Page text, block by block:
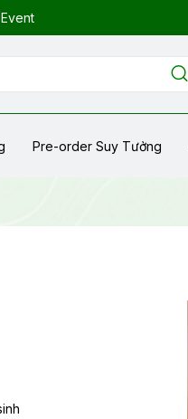
Event
Pre-order Suy Tưởng